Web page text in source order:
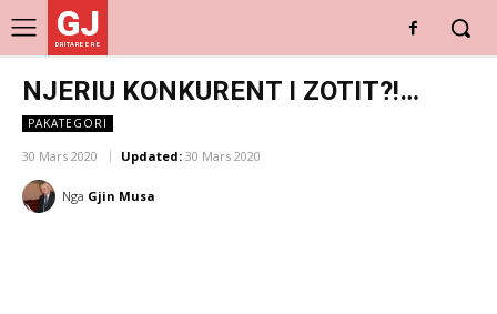
GJ
DRITARE E RE
NJERIU KONKURENT I ZOTIT?!…
PAKATEGORI
30 Mars 2020 Updated: 30 Mars 2020
Nga Gjin Musa